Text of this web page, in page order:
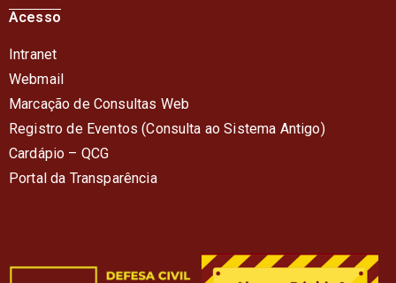
Acesso
Intranet
Webmail
Marcação de Consultas Web
Registro de Eventos (Consulta ao Sistema Antigo)
Cardápio – QCG
Portal da Transparência